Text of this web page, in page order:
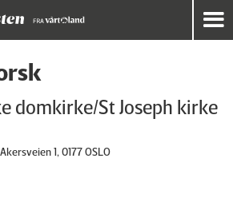
domkirke/St Joseph kirke
1, 0177 OSLO